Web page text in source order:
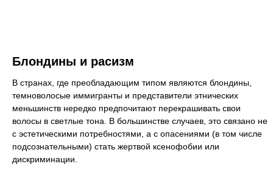
Блондины и расизм
В странах, где преобладающим типом являются блондины,
темноволосые иммигранты и представители этнических
меньшинств нередко предпочитают перекрашивать свои
волосы в светлые тона. В большинстве случаев, это связано не
с эстетическими потребностями, а с опасениями (в том числе
подсознательными) стать жертвой ксенофобии или
дискриминации.